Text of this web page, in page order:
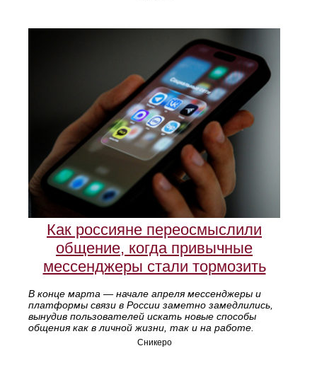
Как россияне переосмыслили
общение, когда привычные
мессенджеры стали тормозить
В конце марта — начале апреля мессенджеры и
платформы связи в России заметно замедлились,
вынудив пользователей искать новые способы
общения как в личной жизни, так и на работе.
Сникеро